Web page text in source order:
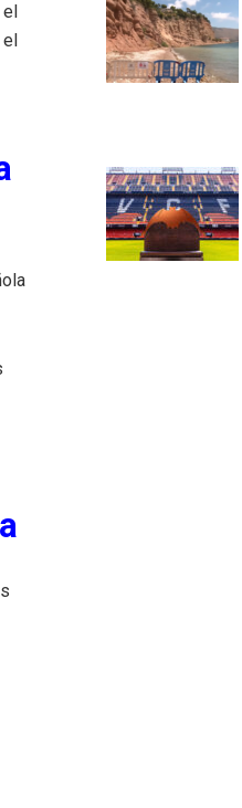
el
el